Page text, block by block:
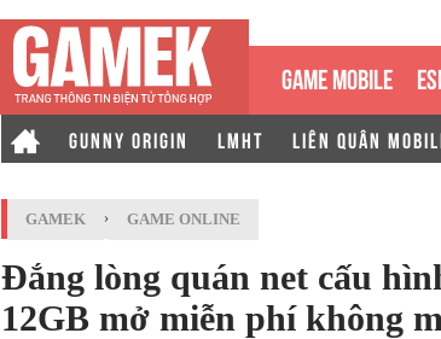
GAME MOBILE
GUNNY ORIGIN LMHT LIÊN QUÂN
GAMEK › GAME ONLINE
Đắng lòng quán net cấu
12GB mở miễn phí không